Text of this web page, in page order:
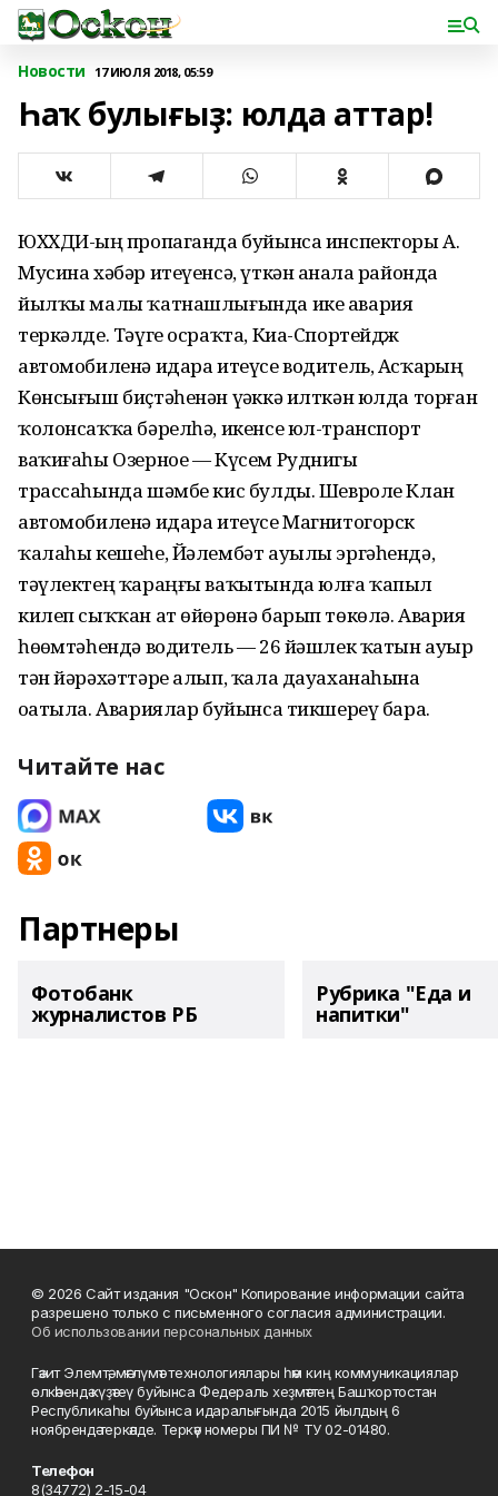
Новости 17 ИЮЛЯ 2018, 05:59
Һаҡ булығыҙ: юлда аттар!
ЮХХДИ-ҙың пропаганда буйынса инспекторы А.
Мусина хәбәр итеүенсә, үткән аҙнала районда
йылҡы малы ҡатнашлығында ике авария
теркәлде. Тәүге осраҡта, Киа-Спортейдж
автомобиленә идара итеүсе водитель, Асҡарҙың
Көнсығыш биҫтәһенән үҙәккә илткән юлда торған
ҡолонсаҡҡа бәрелһә, икенсе юл-транспорт
ваҡиғаһы Озерное — Күсем Руднигы
трассаһында шәмбе кис булды. Шевроле Клан
автомобиленә идара итеүсе Магнитогорск
ҡалаһы кешеһе, Йәлембәт ауылы эргәһендә,
тәүлектең ҡараңғы ваҡытында юлға ҡапыл
килеп сыҡҡан ат өйөрөнә барып төкөлә. Авария
һөҙөмтәһендә водитель — 26 йәшлек ҡатын ауыр
тән йәрәхәттәре алып, ҡала дауаханаһына
оҙатыла. Авариялар буйынса тикшереү бара.
Читайте нас
Партнеры
Фотобанк
журналистов РБ
Рубрика "Еда и
напитки"
© 2026 Сайт издания "Оскон" Копирование информации сайта
разрешено только с письменного согласия администрации.
Об использовании персональных данных
Гәзит Элемтә, мәғлүмәт технологиялары һәм киң коммуникациялар
өлкәһендә күҙәтеү буйынса Федераль хеҙмәттең Башҡортостан
Республикаһы буйынса идаралығында 2015 йылдың 6
ноябрендә теркәлде. Теркәү номеры ПИ № ТУ 02-01480.
Телефон
8(34772) 2-15-04